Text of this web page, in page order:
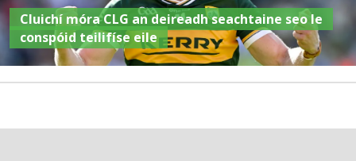
Cluichí móra CLG an deireadh seachtaine seo le
conspóid teilifíse eile